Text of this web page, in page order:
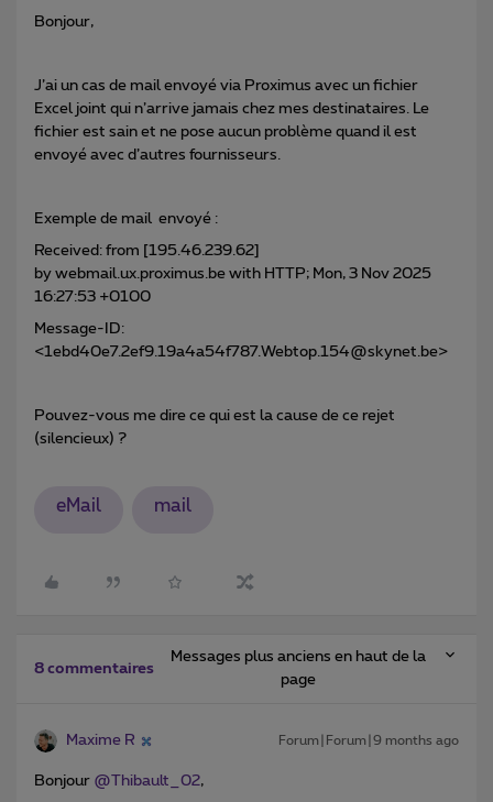
Bonjour,
J’ai un cas de mail envoyé via Proximus avec un fichier
Excel joint qui n’arrive jamais chez mes destinataires. Le
fichier est sain et ne pose aucun problème quand il est
envoyé avec d’autres fournisseurs.
Exemple de mail envoyé :
Received: from [195.46.239.62]
by webmail.ux.proximus.be with HTTP; Mon, 3 Nov 2025
16:27:53 +0100
Message-ID:
<1ebd40e7.2ef9.19a4a54f787.Webtop.154@skynet.be>
Pouvez-vous me dire ce qui est la cause de ce rejet
(silencieux) ?
eMail mail
8 commentaires
Messages plus anciens en haut de la
page
Maxime R Forum|Forum|9 months ago
Bonjour ​ @Thibault_02,